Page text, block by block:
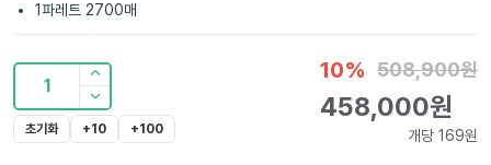
1파레트 2700매
1
초기화 +10 +100
10% 508,900원
458,000원
개당 169원